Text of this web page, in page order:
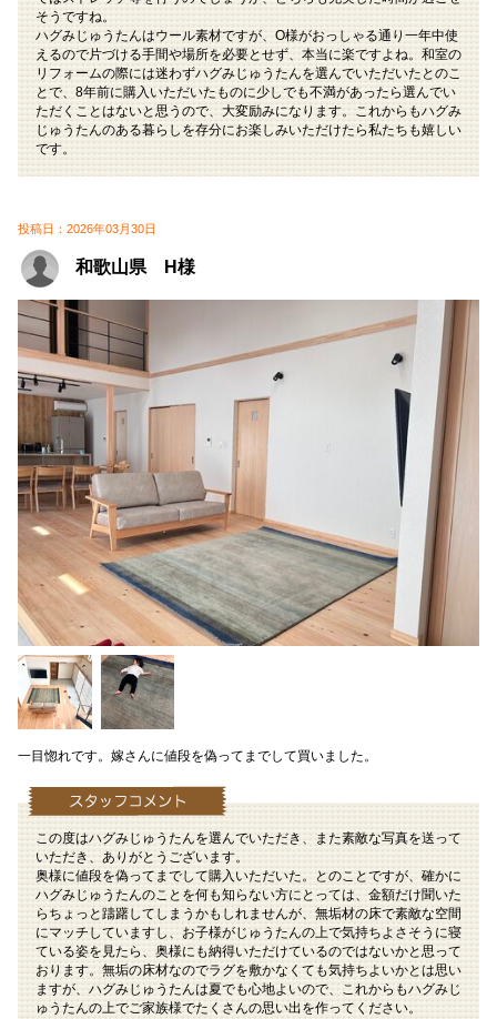
そうですね。
ハグみじゅうたんはウール素材ですが、O様がおっしゃる通り一年中使
えるので片づける手間や場所を必要とせず、本当に楽ですよね。和室の
リフォームの際には迷わずハグみじゅうたんを選んでいただいたとのこ
とで、8年前に購入いただいたものに少しでも不満があったら選んでい
ただくことはないと思うので、大変励みになります。これからもハグみ
じゅうたんのある暮らしを存分にお楽しみいただけたら私たちも嬉しい
です。
投稿日：2026年03月30日
和歌山県 H様
一目惚れです。嫁さんに値段を偽ってまでして買いました。
この度はハグみじゅうたんを選んでいただき、また素敵な写真を送って
いただき、ありがとうございます。
奥様に値段を偽ってまでして購入いただいた。とのことですが、確かに
ハグみじゅうたんのことを何も知らない方にとっては、金額だけ聞いた
らちょっと躊躇してしまうかもしれませんが、無垢材の床で素敵な空間
にマッチしていますし、お子様がじゅうたんの上で気持ちよさそうに寝
ている姿を見たら、奥様にも納得いただけているのではないかと思って
おります。無垢の床材なのでラグを敷かなくても気持ちよいかとは思い
ますが、ハグみじゅうたんは夏でも心地よいので、これからもハグみじ
ゅうたんの上でご家族様でたくさんの思い出を作ってください。